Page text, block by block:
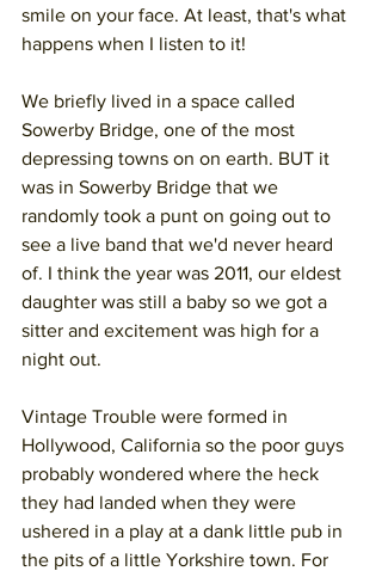
smile on your face. At least, that's what
happens when I listen to it!
We briefly lived in a space called
Sowerby Bridge, one of the most
depressing towns on on earth. BUT it
was in Sowerby Bridge that we
randomly took a punt on going out to
see a live band that we'd never heard
of. I think the year was 2011, our eldest
daughter was still a baby so we got a
sitter and excitement was high for a
night out.
Vintage Trouble were formed in
Hollywood, California so the poor guys
probably wondered where the heck
they had landed when they were
ushered in a play at a dank little pub in
the pits of a little Yorkshire town. For